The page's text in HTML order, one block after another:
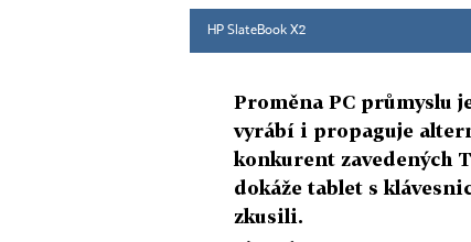
HP SlateBook X2
Proměna PC průmyslu
vyrábí i propaguje
konkurent zavedených
dokáže tablet s
zkusili.